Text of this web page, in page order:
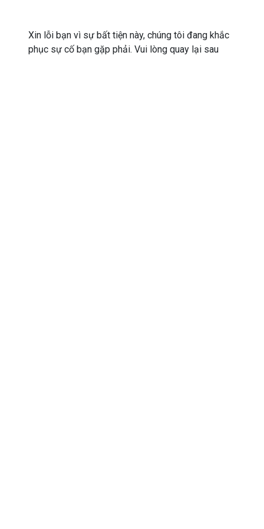
Xin lỗi bạn vì sự bất tiện này, chúng tôi đang khắc
phục sự cố bạn gặp phải. Vui lòng quay lại sau